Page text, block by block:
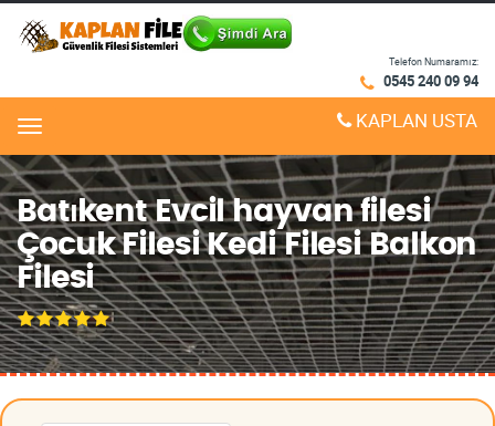
Telefon Numaramız:
0545 240 09 94
Menu KAPLAN USTA
Batıkent Evcil hayvan filesi
Çocuk Filesi Kedi Filesi Balkon
Filesi